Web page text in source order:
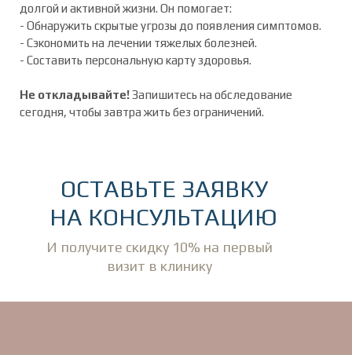
долгой и активной жизни. Он помогает:
- Обнаружить скрытые угрозы до появления симптомов.
- Сэкономить на лечении тяжелых болезней.
- Составить персональную карту здоровья.
Не откладывайте!Запишитесь на обследование
сегодня, чтобы завтра жить без ограничений.
И получите скидку 10% на первый
визит в клинику
ОСТАВЬТЕ ЗАЯВКУ
НА КОНСУЛЬТАЦИЮ